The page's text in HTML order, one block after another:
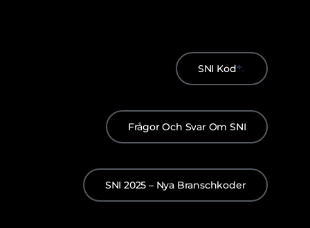
SNI Kod
Frågor Och Svar Om SNI
SNI 2025 – Nya Branschkoder